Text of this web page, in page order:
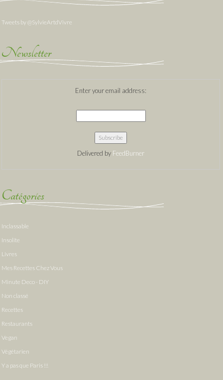
Tweets by @SylvieArtdVivre
Newsletter
Enter your email address:
Delivered by FeedBurner
Catégories
Inclassable
Insolite
Livres
Mes Recettes Chez Vous
Minute Deco - DIY
Non classé
Recettes
Restaurants
Vegan
Végétarien
Y a pas que Paris !!!